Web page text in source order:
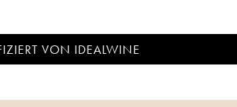
VON IDEALWINE